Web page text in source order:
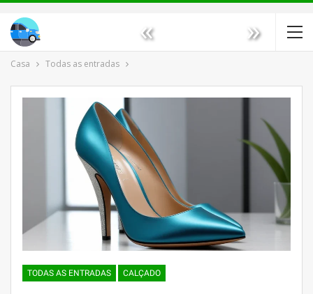
« »
Casa Todas as entradas
TODAS AS ENTRADAS CALÇADO